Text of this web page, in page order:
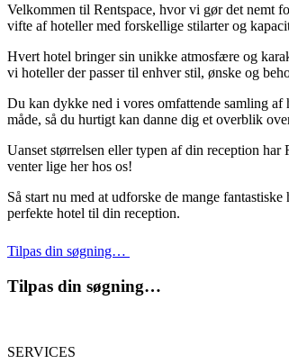
Velkommen til Rentspace, hvor vi gør det nemt
vifte af hoteller med forskellige stilarter og
Hvert hotel bringer sin unikke atmosfære og
vi hoteller der passer til enhver stil, ønske og
Du kan dykke ned i vores omfattende samling
måde, så du hurtigt kan danne dig et overblik
Uanset størrelsen eller typen af din reception
venter lige her hos os!
Så start nu med at udforske de mange
perfekte hotel til din reception.
Tilpas din søgning…
Tilpas din søgning…
SERVICES